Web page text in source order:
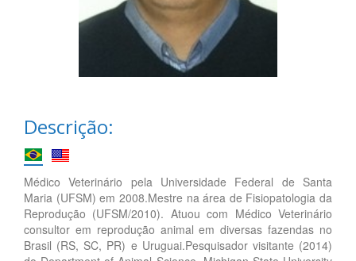
Descrição:
Médico Veterinário pela Universidade Federal de Santa
Maria (UFSM) em 2008.Mestre na área de Fisiopatologia da
Reprodução (UFSM/2010). Atuou com Médico Veterinário
consultor em reprodução animal em diversas fazendas no
Brasil (RS, SC, PR) e Uruguai.Pesquisador visitante (2014)